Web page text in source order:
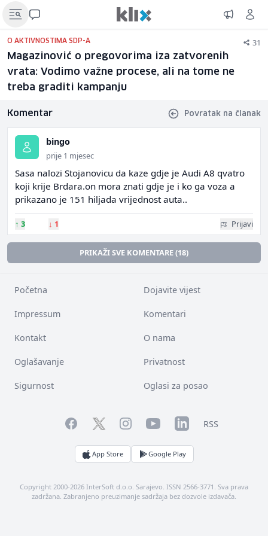
O AKTIVNOSTIMA SDP-A 31
Magazinović o pregovorima iza zatvorenih
vrata: Vodimo važne procese, ali na tome ne
treba graditi kampanju
Komentar Povratak na članak
bingo
prije 1 mjesec
Sasa nalozi Stojanovicu da kaze gdje je Audi A8 qvatro
koji krije Brdara.on mora znati gdje je i ko ga voza a
prikazano je 151 hiljada vrijednost auta..
↑ 3 ↓ 1 Prijavi
PRIKAŽI SVE KOMENTARE (18)
Početna Dojavite vijest
Impressum Komentari
Kontakt O nama
Oglašavanje Privatnost
Sigurnost Oglasi za posao
FacebookTwitterInstagramYouTubeLinkedInRSS
App Store Google Play
Copyright 2000-2026 InterSoft d.o.o. Sarajevo. ISSN 2566-3771. Sva prava
zadržana. Zabranjeno preuzimanje sadržaja bez dozvole izdavača.